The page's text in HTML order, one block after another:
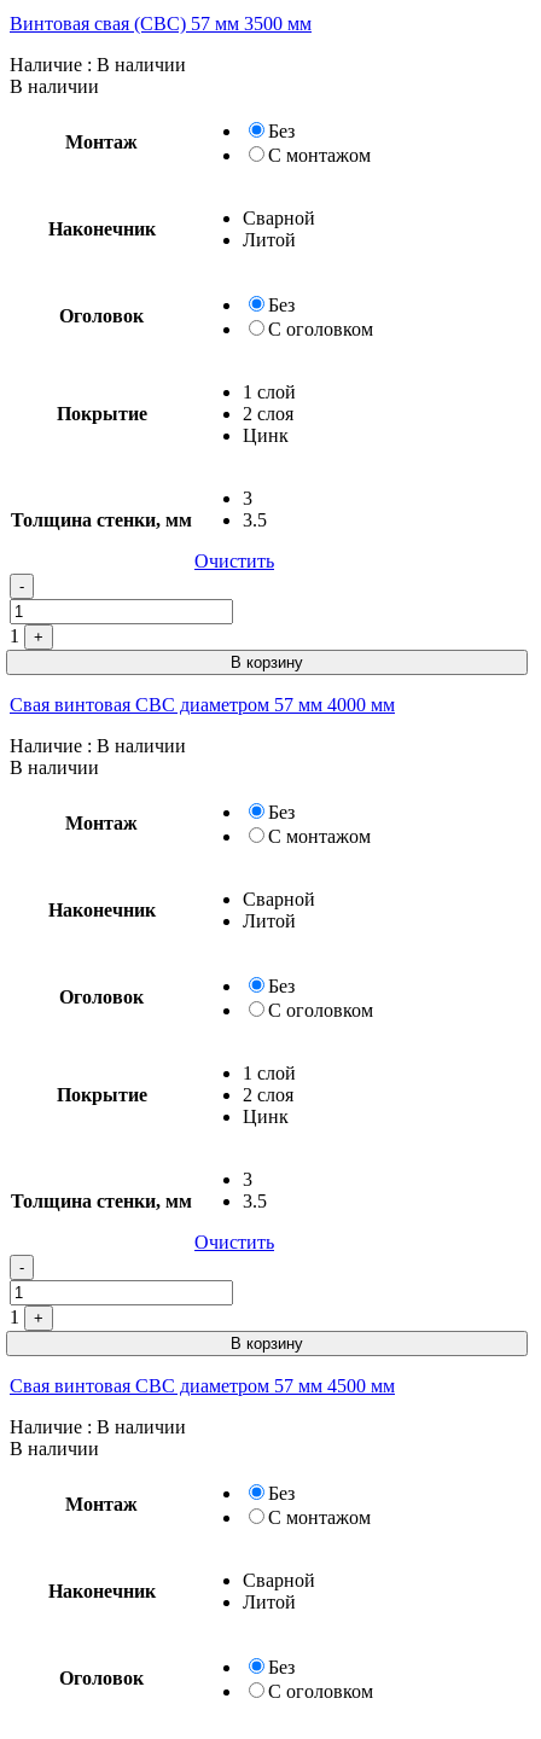
Винтовая свая (СВС) 57 мм 3500 мм
Наличие : В наличии
В наличии
Монтаж
Без
С монтажом
Наконечник
Сварной
Литой
Оголовок
Без
С оголовком
Покрытие
1 слой
2 слоя
Цинк
Толщина стенки, мм
3
3.5
Очистить
Quantity
-
1
+
В корзину
Свая винтовая СВС диаметром 57 мм 4000 мм
Наличие : В наличии
В наличии
Монтаж
Без
С монтажом
Наконечник
Сварной
Литой
Оголовок
Без
С оголовком
Покрытие
1 слой
2 слоя
Цинк
Толщина стенки, мм
3
3.5
Очистить
Quantity
-
1
+
В корзину
Свая винтовая СВС диаметром 57 мм 4500 мм
Наличие : В наличии
В наличии
Монтаж
Без
С монтажом
Наконечник
Сварной
Литой
Оголовок
Без
С оголовком